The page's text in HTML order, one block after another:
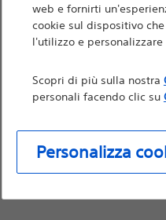
web e fornirti
cookie sul dispositivo
l'utilizzo e
Scopri di più sulla nostra
personali facendo clic su
Personalizza